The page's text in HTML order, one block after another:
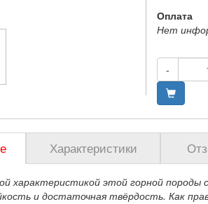
Оплата
Нет
-
Характеристики
характеристикой этой горной
и достаточная твёрдость. Как